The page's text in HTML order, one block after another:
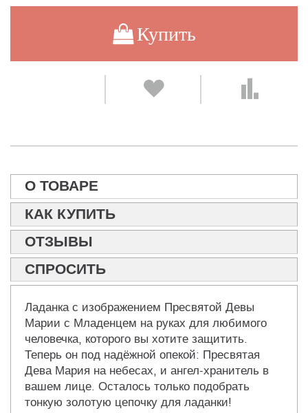
Купить
О ТОВАРЕ
КАК КУПИТЬ
ОТЗЫВЫ
СПРОСИТЬ
Ладанка с изображением Пресвятой Девы
Марии с Младенцем на руках для любимого
человечка, которого вы хотите защитить.
Теперь он под надёжной опекой: Пресвятая
Дева Мария на небесах, и ангел-хранитель в
вашем лице. Осталось только подобрать
тонкую золотую цепочку для ладанки!